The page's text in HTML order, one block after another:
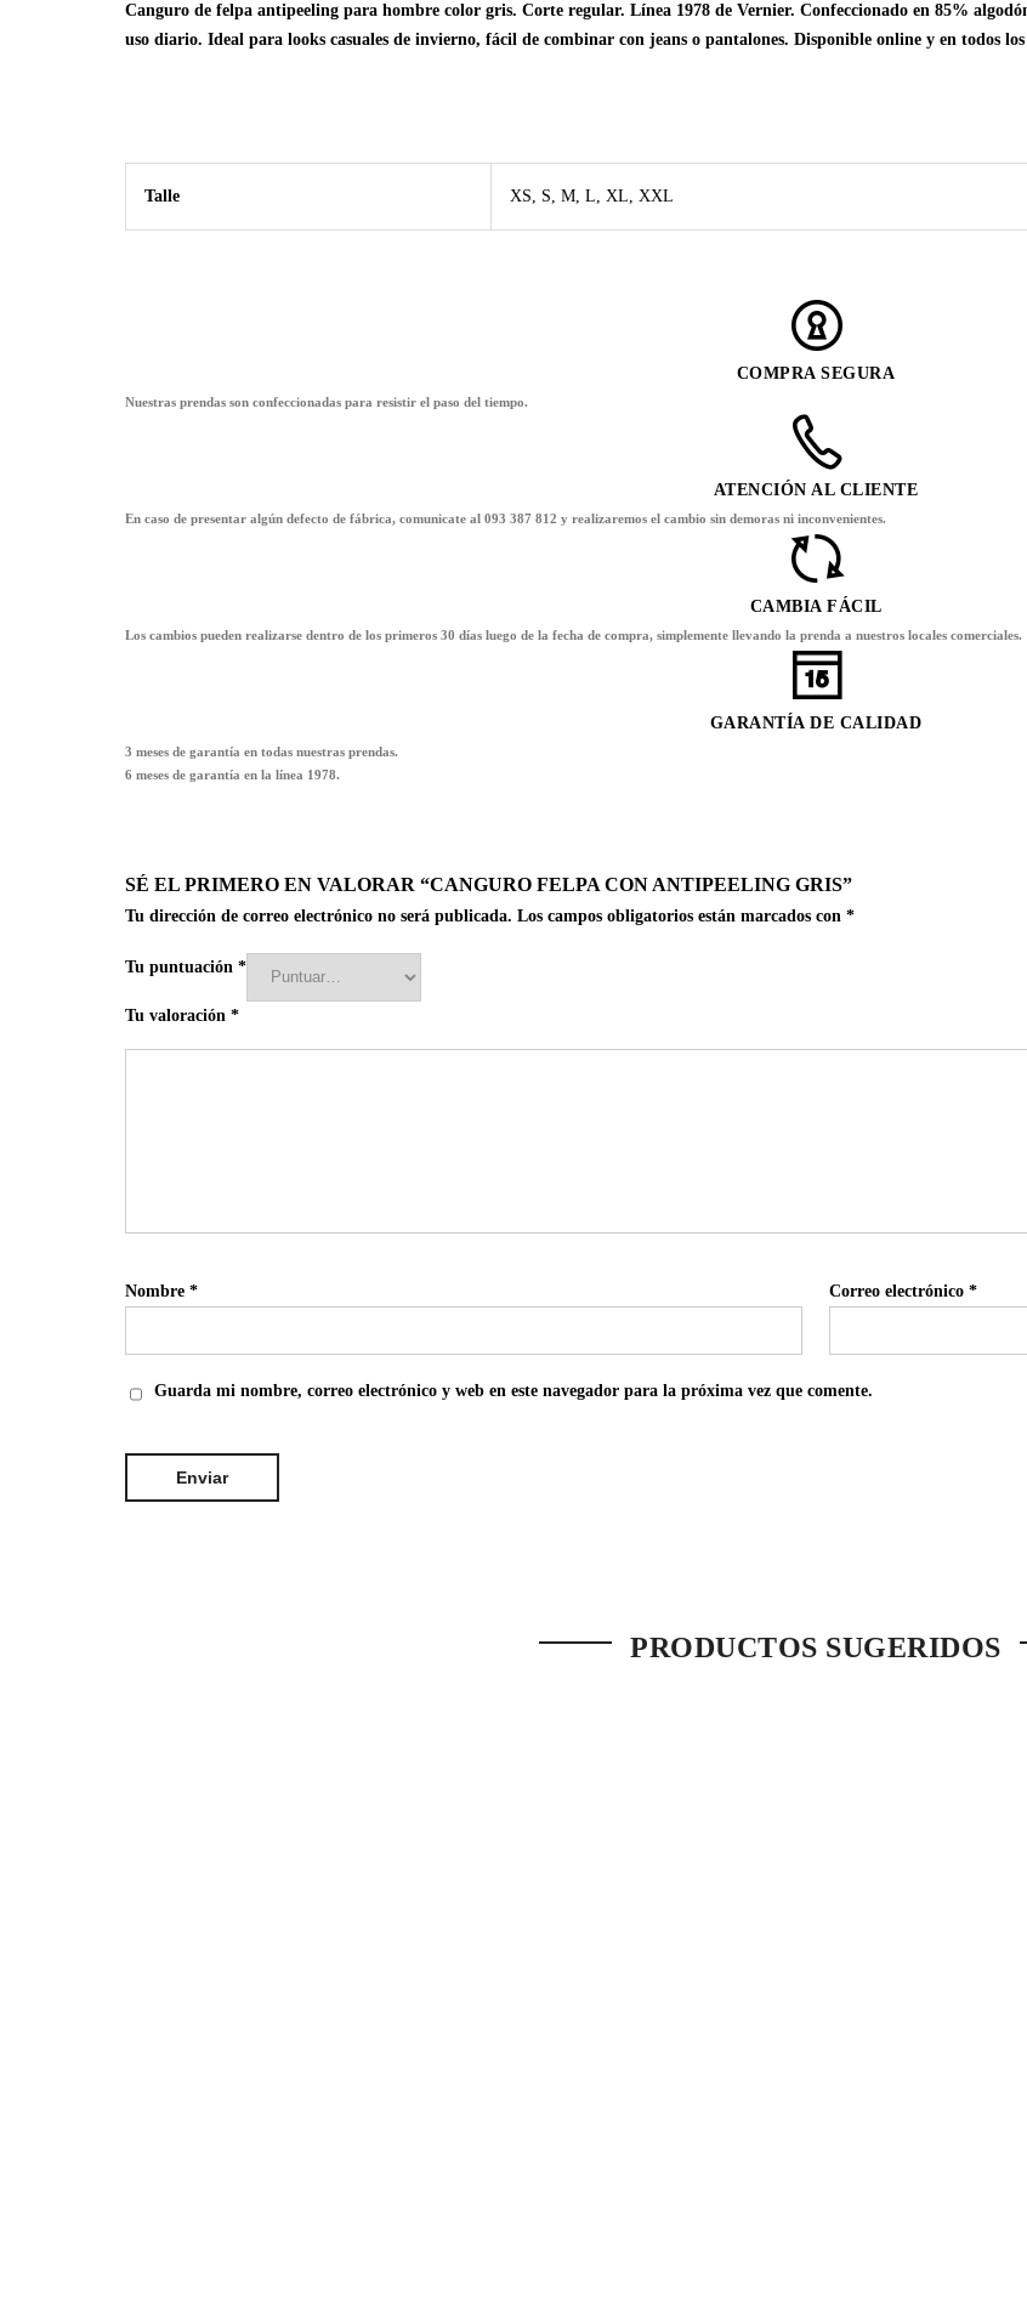
Canguro de felpa antipeeling para hombre color gris. Corte regular. Línea 1978 de Vernier. Confeccionado en 85%
uso diario. Ideal para looks casuales de invierno, fácil de combinar con jeans o pantalones. Disponible online y en todos
Talle XS, S, M, L, XL, XXL
COMPRA SEGURA
Nuestras prendas son confeccionadas para resistir el paso del tiempo.
ATENCIÓN AL CLIENTE
En caso de presentar algún defecto de fábrica, comunicate al 093 387 812 y realizaremos el cambio sin demoras ni inconvenientes.
CAMBIA FÁCIL
Los cambios pueden realizarse dentro de los primeros 30 días luego de la fecha de compra, simplemente llevando la prenda a nuestros locales comerciales.
GARANTÍA DE CALIDAD
3 meses de garantía en todas nuestras prendas.
6 meses de garantía en la línea 1978.
SÉ EL PRIMERO EN VALORAR “CANGURO FELPA CON ANTIPEELING GRIS”
Tu dirección de correo electrónico no será publicada. Los campos obligatorios están marcados con *
Tu puntuación *
Tu valoración *
Nombre * Correo electrónico*
Guarda mi nombre, correo electrónico y web en este navegador para la próxima vez que comente.
PRODUCTOS SUGERIDOS